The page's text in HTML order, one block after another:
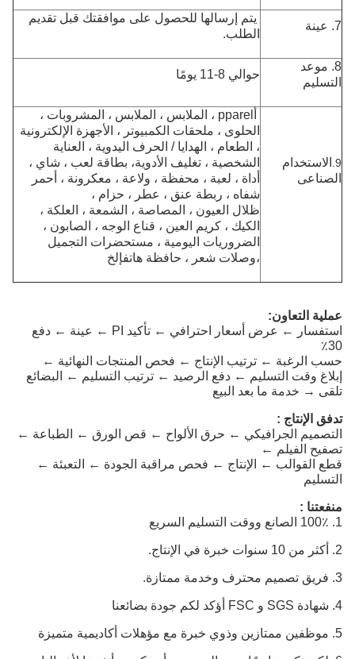
7. عينة
يتم إرسالها للحصول على موافقتك قبل تقديم
الطلب.
8. موعد
التسليم
حوالي 8-11 يومًا
الاستخدام
الصناعى
pparel ، الملابس ، الملابس ، المشروبات ،
الحلوى ، ملحقات الكمبيوتر ، الأجهزة الإلكترونية
، الطعام ، الهدايا / الحرف اليدوية ، العناية
الشخصية ، تغليف الأدوية، بطاقة لعب ، شاي ،
أداة ، لعبة ، محفظة ، ولاعة ، معكرونة ، أحمر
شفاه ، ربطة عنق ، عطر ، حزام ،
ظلال العيون ، المصاصة ، الشمعة ، العلكة ،
الكيك ، كريم العين ، قناع الوجه ، الصابون ،
الضروريات اليومية ، مستحضرات التجميل
وصلات شعر ، حافظة هاتفإلخ
عملية التعاون:
استفسار ← عرض أسعار احترافي ← تأكيد PI ← عينة ← دفع
30٪
حسب الرغبة ← ترتيب الإنتاج ← فحص المنتجات النهائية ←
إبلاغ وقت التسليم ← دفع الرصيد ← ترتيب التسليم ← البضائع
تلقى → خدمة ما بعد البيع
تدفق الإنتاج :
التصميم الجرافيكي ← حرق الألواح ← قص الورق ← الطباعة ←
تصفيح الفيلم ←
قطع القوالب ← الإنتاج ← فحص مراقبة الجودة ← التعبئة ←
التسليم
منفعتنا :
1. 100٪ الصانع ووقت التسليم السريع
2. أكثر من 10 سنوات خبرة في الإنتاج.
3. فريق تصميم محترف وخدمة ممتازة.
4. شهادة SGS و FSC أؤكد لكم جودة بضائعنا
5. موظفين ممتازين وذوي خبرة مع مؤهلات أكاديمية متميزة